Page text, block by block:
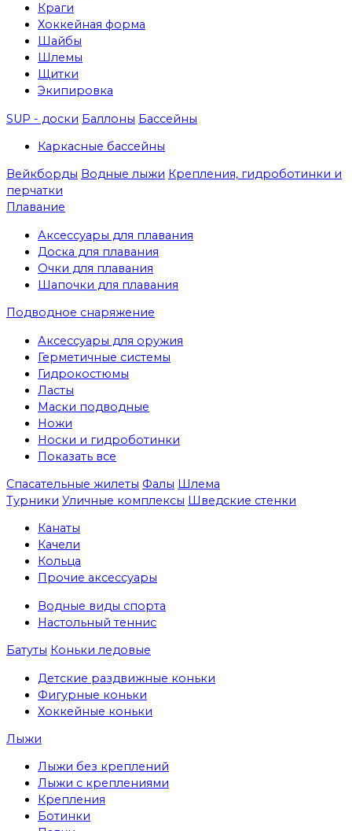
Краги
Хоккейная форма
Шайбы
Шлемы
Щитки
Экипировка
SUP - доски Баллоны Бассейны
Каркасные бассейны
Вейкборды Водные лыжи Крепления, гидроботинки и
перчатки
Плавание
Аксессуары для плавания
Доска для плавания
Очки для плавания
Шапочки для плавания
Подводное снаряжение
Аксессуары для оружия
Герметичные системы
Гидрокостюмы
Ласты
Маски подводные
Ножи
Носки и гидроботинки
Показать все
Спасательные жилеты Фалы Шлема
Турники Уличные комплексы Шведские стенки
Канаты
Качели
Кольца
Прочие аксессуары
Водные виды спорта
Настольный теннис
Батуты Коньки ледовые
Детские раздвижные коньки
Фигурные коньки
Хоккейные коньки
Лыжи
Лыжи без креплений
Лыжи с креплениями
Крепления
Ботинки